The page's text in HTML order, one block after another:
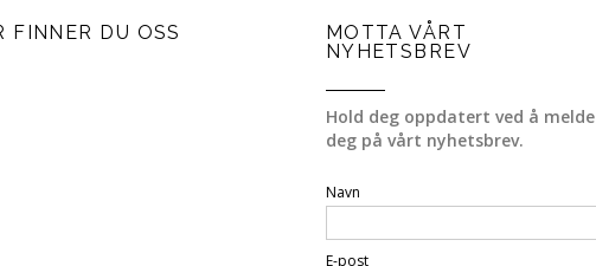
FINNER DU OSS
MOTTA VÅRT
NYHETSBREV
Hold deg oppdatert ved å melde
deg på vårt nyhetsbrev.
Navn
E-post